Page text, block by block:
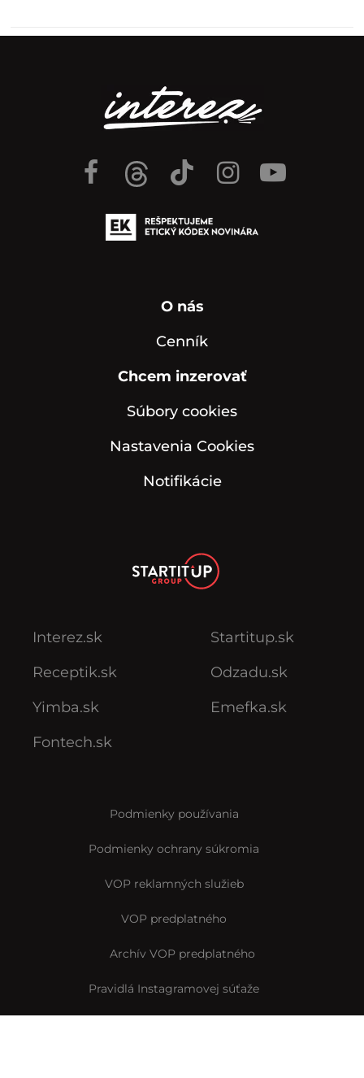
O nás
Cenník
Chcem inzerovať
Súbory cookies
Nastavenia Cookies
Notifikácie
Interez.sk
Receptik.sk
Yimba.sk
Fontech.sk
Startitup.sk
Odzadu.sk
Emefka.sk
Podmienky používania
Podmienky ochrany súkromia
VOP reklamných služieb
VOP predplatného
Archív VOP predplatného
Pravidlá Instagramovej súťaže